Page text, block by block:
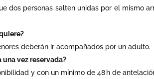
dos personas salten unidas por el mismo
deberán ir acompañados por un adulto.
vez reservada?
y con un mínimo de 48 h de